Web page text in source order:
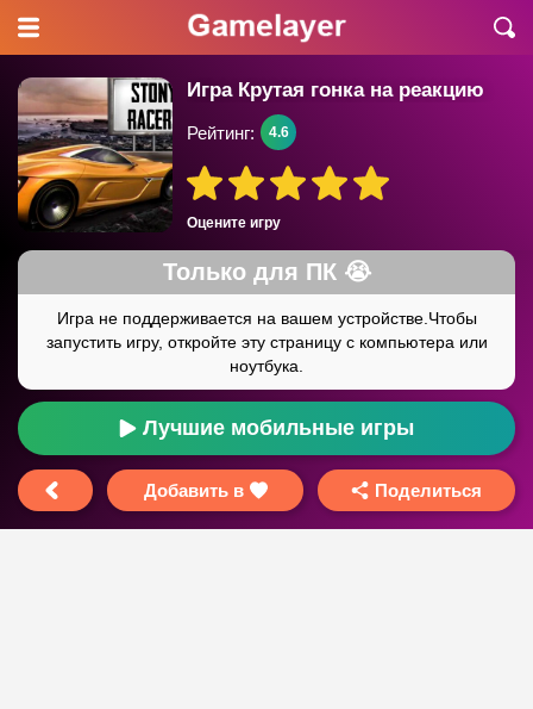
Игра Крутая гонка на реакцию
Оцените игру
Рейтинг: 4.6
Лучшие мобильные игры
Добавить в Поделиться